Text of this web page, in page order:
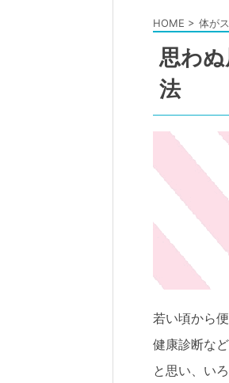
HOME > 体が
思わ
法
若い頃から
健康診断な
と思い、い